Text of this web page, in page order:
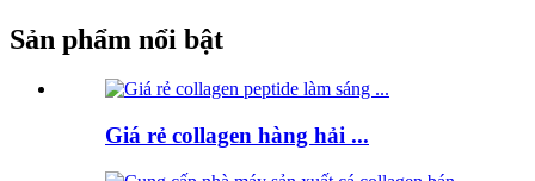
Sản phẩm nổi bật
Giá rẻ collagen hàng hải ...